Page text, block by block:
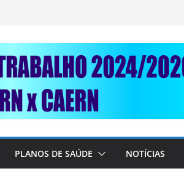
PLANOS DE SAÚDE NOTÍCIAS